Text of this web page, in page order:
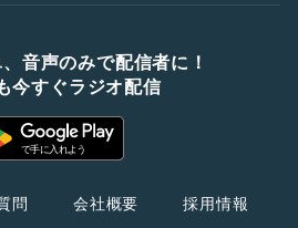
音声のみで配信者に！
今すぐラジオ配信
問 会社概要
採用情報